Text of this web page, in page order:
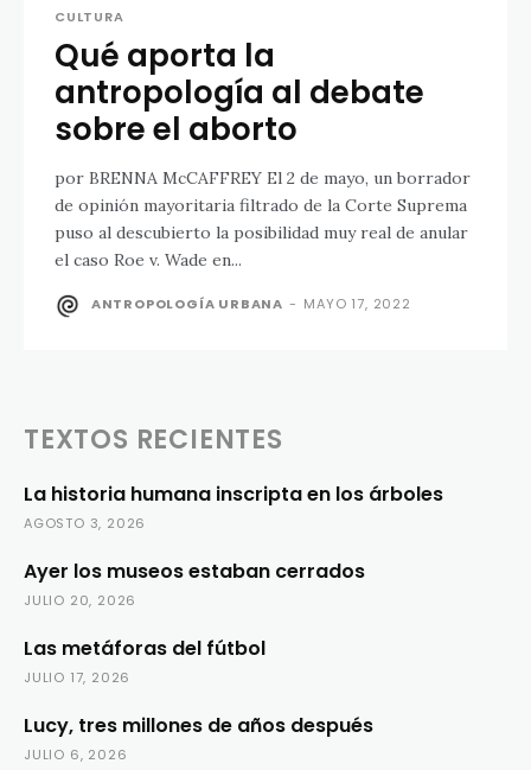
CULTURA
Qué aporta la
antropología al debate
sobre el aborto
por BRENNA McCAFFREY El 2 de mayo, un borrador
de opinión mayoritaria filtrado de la Corte Suprema
puso al descubierto la posibilidad muy real de anular
el caso Roe v. Wade en...
ANTROPOLOGÍA URBANA - MAYO 17, 2022
TEXTOS RECIENTES
La historia humana inscripta en los árboles
AGOSTO 3, 2026
Ayer los museos estaban cerrados
JULIO 20, 2026
Las metáforas del fútbol
JULIO 17, 2026
Lucy, tres millones de años después
JULIO 6, 2026